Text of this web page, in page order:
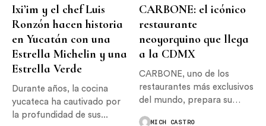
Ixi’im y el chef Luis
Ronzón hacen historia
en Yucatán con una
Estrella Michelin y una
Estrella Verde
Durante años, la cocina
yucateca ha cautivado por
la profundidad de sus...
CARBONE: el icónico
restaurante
neoyorquino que llega
a la CDMX
CARBONE, uno de los
restaurantes más exclusivos
del mundo, prepara su
MICH CASTRO